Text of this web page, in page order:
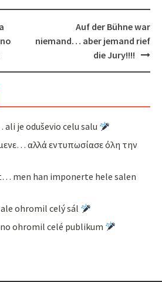
Auf der Bühne war
niemand… aber jemand rief
die Jury!!!!
je oduševio celu salu
αλλά εντυπωσίασε όλη την
men han imponerte hele salen
ohromil celý sál
ohromil celé publikum